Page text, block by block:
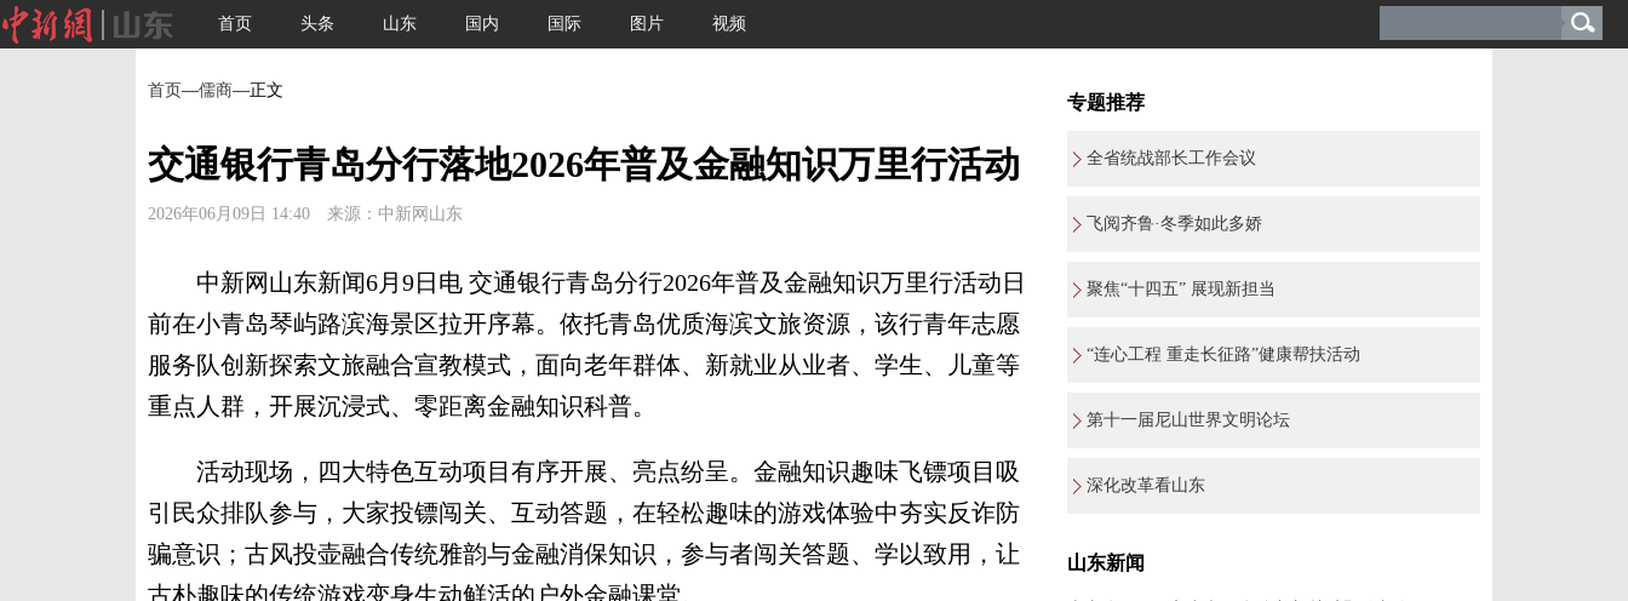
首页 头条 山东 国内 国际 图片 视频
首页—儒商—正文
交通银行青岛分行落地2026年普及金融知识万里行活动
2026年06月09日 14:40 来源：中新网山东
中新网山东新闻6月9日电 交通银行青岛分行2026年普及金融知识万里行活动日
前在小青岛琴屿路滨海景区拉开序幕。依托青岛优质海滨文旅资源，该行青年志愿
服务队创新探索文旅融合宣教模式，面向老年群体、新就业从业者、学生、儿童等
重点人群，开展沉浸式、零距离金融知识科普。
活动现场，四大特色互动项目有序开展、亮点纷呈。金融知识趣味飞镖项目吸
引民众排队参与，大家投镖闯关、互动答题，在轻松趣味的游戏体验中夯实反诈防
骗意识；古风投壶融合传统雅韵与金融消保知识，参与者闯关答题、学以致用，让
古朴趣味的传统游戏变身生动鲜活的户外金融课堂。
专题推荐
全省统战部长工作会议
飞阅齐鲁·冬季如此多娇
聚焦“十四五” 展现新担当
“连心工程 重走长征路”健康帮扶活动
第十一届尼山世界文明论坛
深化改革看山东
山东新闻